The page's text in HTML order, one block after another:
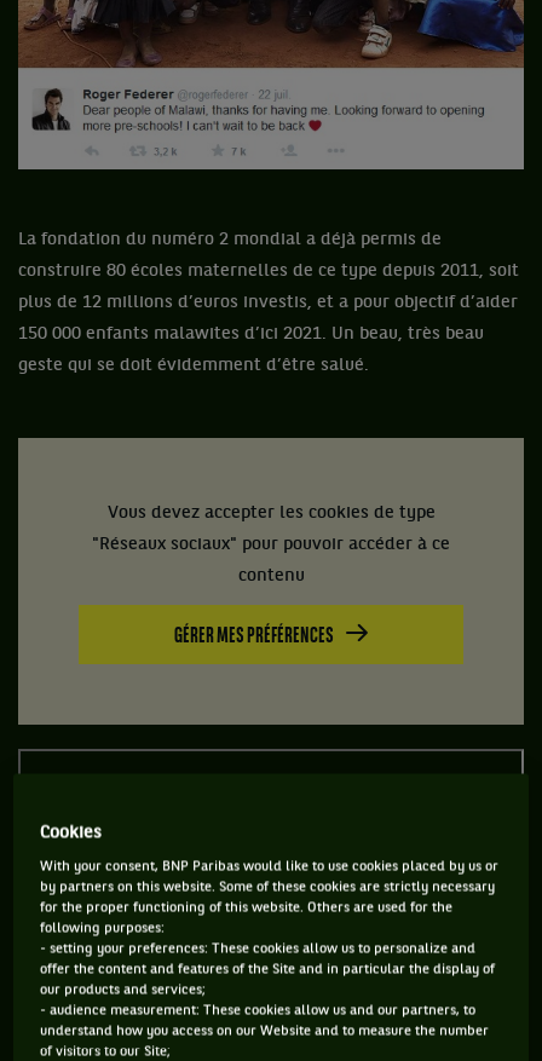
La fondation du numéro 2 mondial a déjà permis de
construire 80 écoles maternelles de ce type depuis 2011, soit
plus de 12 millions d’euros investis, et a pour objectif d’aider
150 000 enfants malawites d’ici 2021. Un beau, très beau
geste qui se doit évidemment d’être salué.
Vous devez accepter les cookies de type
"Réseaux sociaux" pour pouvoir accéder à ce
contenu
GÉRER MES PRÉFÉRENCES
Cookies
With your consent, BNP Paribas would like to use cookies placed by us or
by partners on this website. Some of these cookies are strictly necessary
for the proper functioning of this website. Others are used for the
following purposes:
- setting your preferences: These cookies allow us to personalize and
offer the content and features of the Site and in particular the display of
our products and services;
- audience measurement: These cookies allow us and our partners, to
understand how you access on our Website and to measure the number
of visitors to our Site;